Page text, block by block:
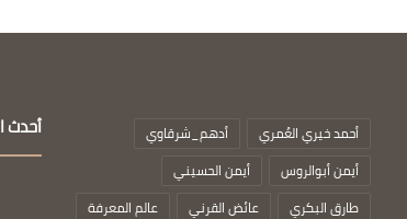
أحمد خيري العُمري
أدهم_شرقاوي
أيمن أبوالروس
أيمن الحسيني
طارق البكري
عائض القرني عالم المعرفة
أحدث